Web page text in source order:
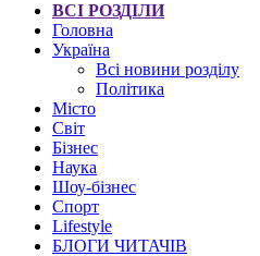
ВСІ РОЗДІЛИ
Головна
Україна
Всі новини розділу
Політика
Місто
Світ
Бізнес
Наука
Шоу-бізнес
Спорт
Lifestyle
БЛОГИ ЧИТАЧІВ